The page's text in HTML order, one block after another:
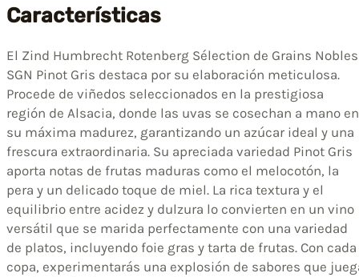
Características
El Zind Humbrecht Rotenberg Sélection de Grains Nobles
SGN Pinot Gris destaca por su elaboración meticulosa.
Procede de viñedos seleccionados en la prestigiosa
región de Alsacia, donde las uvas se cosechan a mano en
su máxima madurez, garantizando un azúcar ideal y una
frescura extraordinaria. Su apreciada variedad Pinot Gris
aporta notas de frutas maduras como el melocotón, la
pera y un delicado toque de miel. La rica textura y el
equilibrio entre acidez y dulzura lo convierten en un vino
versátil que se marida perfectamente con una variedad
de platos, incluyendo foie gras y tarta de frutas. Con cada
copa, experimentarás una explosión de sabores que